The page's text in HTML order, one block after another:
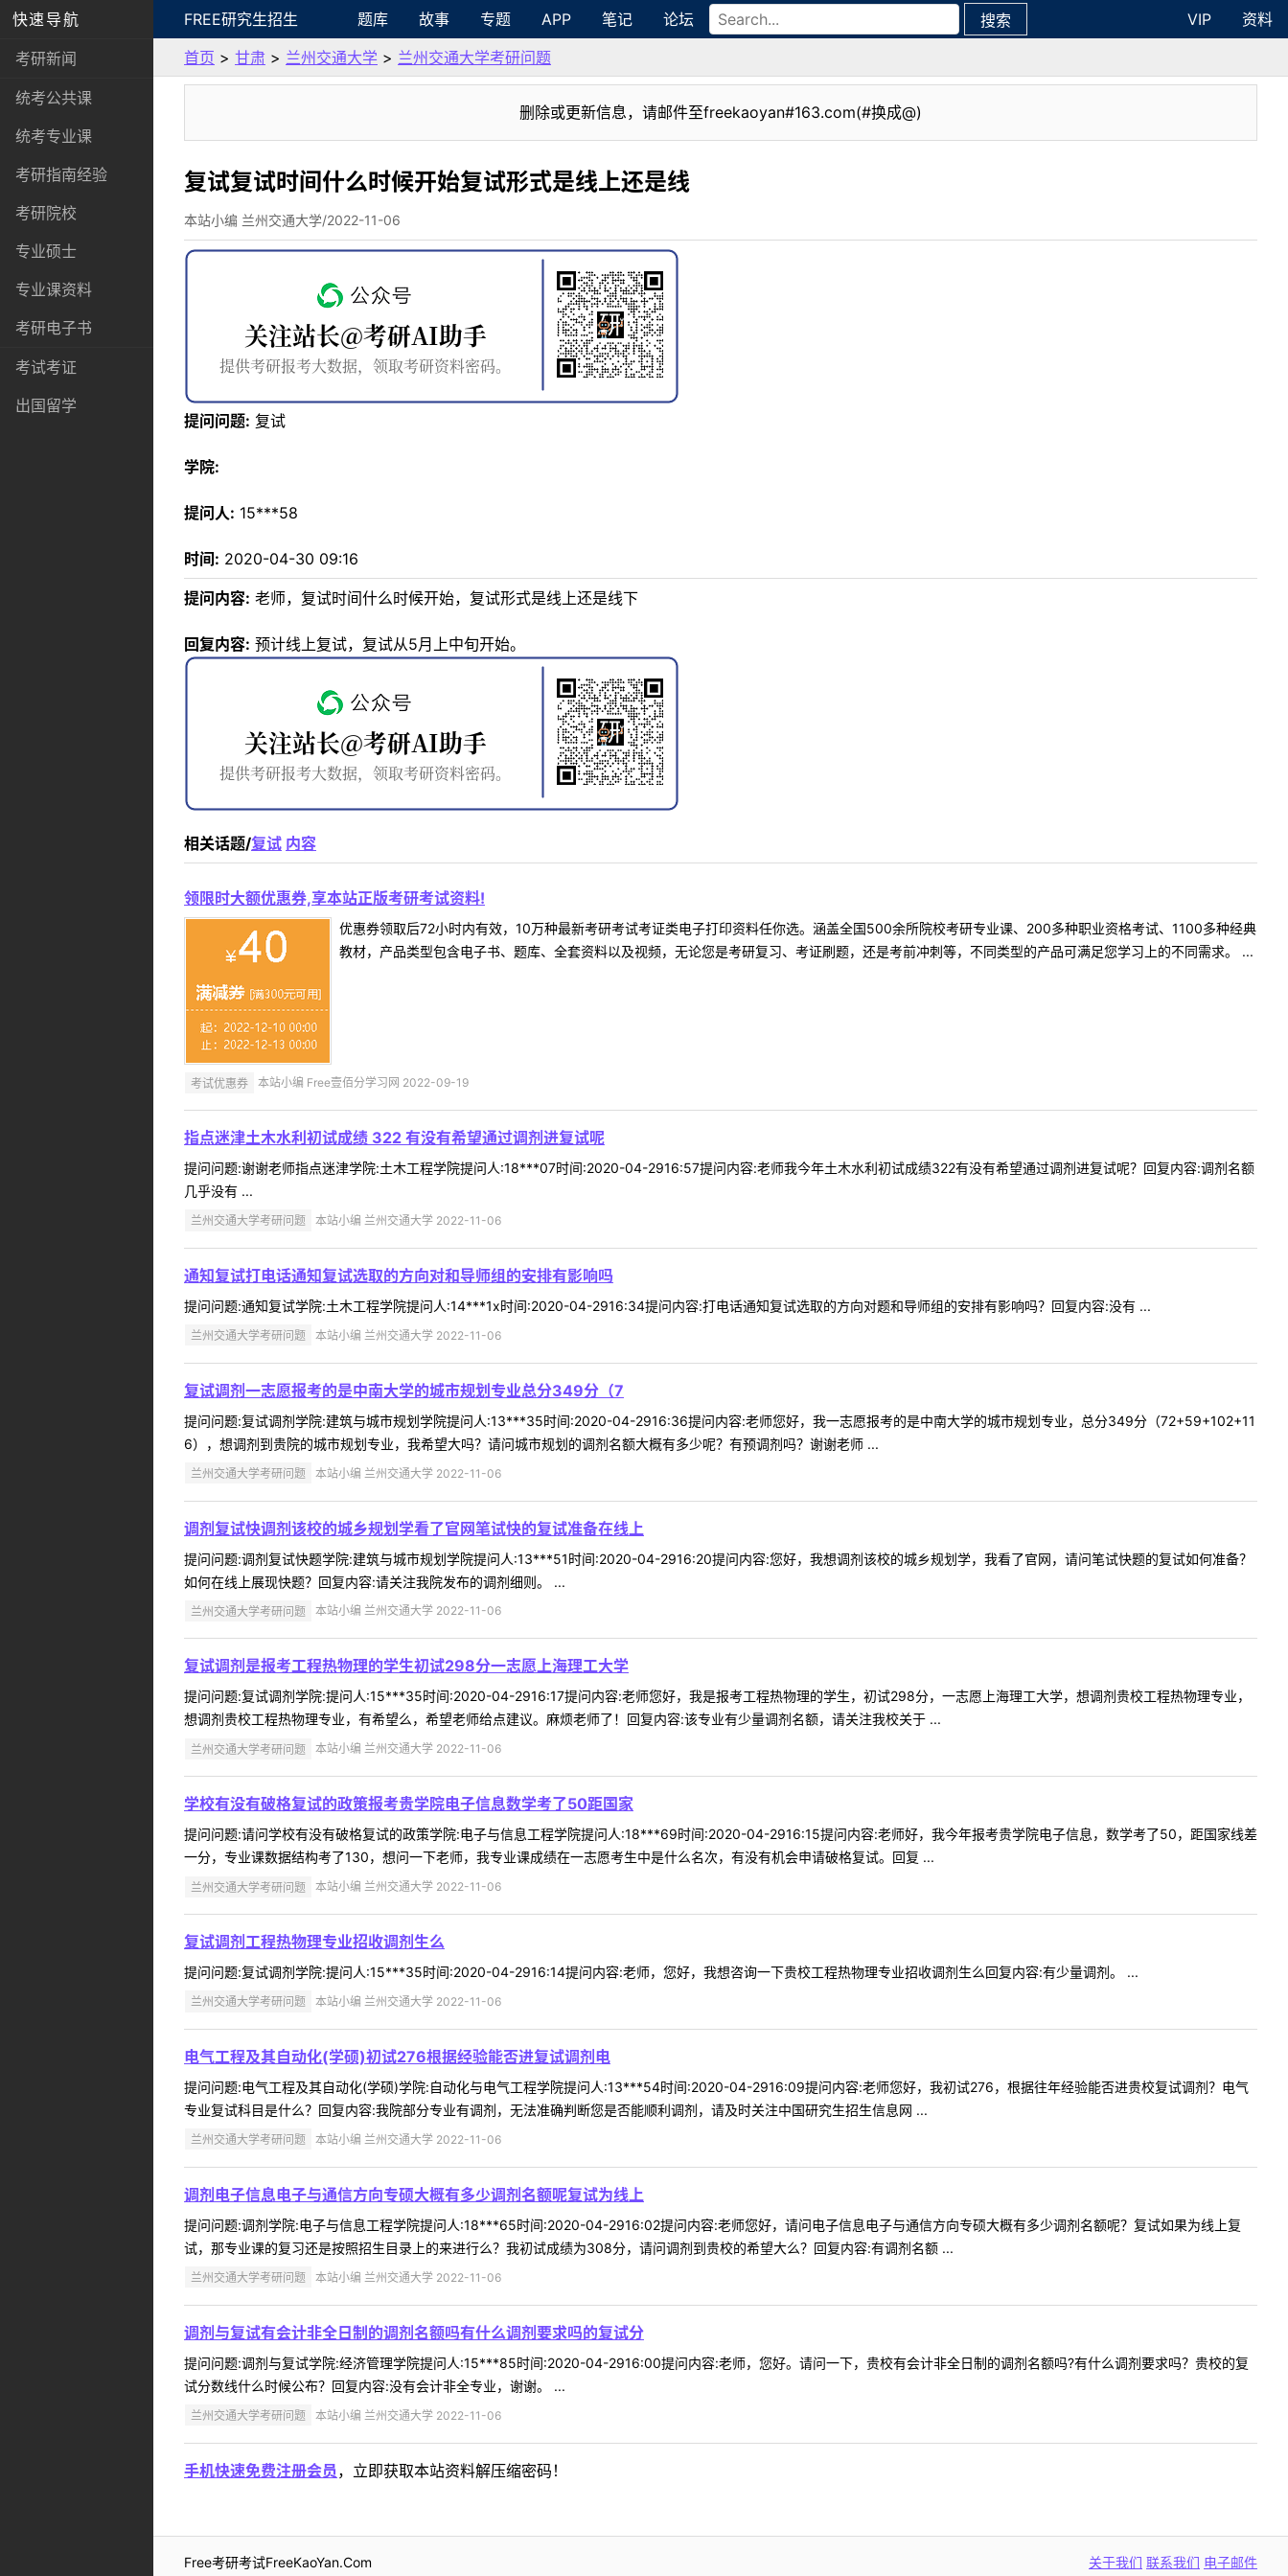
快速导航
考研新闻
统考公共课
统考专业课
考研指南经验
考研院校
专业硕士
专业课资料
考研电子书
考试考证
出国留学
FREE研究生招生 题库 故事 专题 APP 笔记 论坛 搜索 VIP
资料
首页 > 甘肃 > 兰州交通大学 > 兰州交通大学考研问题
删除或更新信息，请邮件至freekaoyan#163.com(#换成@)
复试复试时间什么时候开始复试形式是线上还是线
本站小编 兰州交通大学/2022-11-06
提问问题: 复试
学院:
提问人: 15***58
时间: 2020-04-30 09:16
提问内容: 老师，复试时间什么时候开始，复试形式是线上还是线下
回复内容: 预计线上复试，复试从5月上中旬开始。
相关话题/复试 内容
领限时大额优惠券,享本站正版考研考试资料!
优惠券领取后72小时内有效，10万种最新考研考试考证类电子打印资料任你选。涵盖全国500余所院校考研专业课、200多种职业资格考试、1100多种经典
教材，产品类型包含电子书、题库、全套资料以及视频，无论您是考研复习、考证刷题，还是考前冲刺等，不同类型的产品可满足您学习上的不同需求。 ...
考试优惠券 本站小编 Free壹佰分学习网 2022-09-19
指点迷津土木水利初试成绩 322 有没有希望通过调剂进复试呢
提问问题:谢谢老师指点迷津学院:土木工程学院提问人:18***07时间:2020-04-2916:57提问内容:老师我今年土木水利初试成绩322有没有希望通过调剂进复试呢？回复内容:调剂名额
几乎没有 ...
兰州交通大学考研问题 本站小编 兰州交通大学 2022-11-06
通知复试打电话通知复试选取的方向对和导师组的安排有影响吗
提问问题:通知复试学院:土木工程学院提问人:14***1x时间:2020-04-2916:34提问内容:打电话通知复试选取的方向对题和导师组的安排有影响吗？回复内容:没有 ...
兰州交通大学考研问题 本站小编 兰州交通大学 2022-11-06
复试调剂一志愿报考的是中南大学的城市规划专业总分349分（7
提问问题:复试调剂学院:建筑与城市规划学院提问人:13***35时间:2020-04-2916:36提问内容:老师您好，我一志愿报考的是中南大学的城市规划专业，总分349分（72+59+102+11
6），想调剂到贵院的城市规划专业，我希望大吗？请问城市规划的调剂名额大概有多少呢？有预调剂吗？谢谢老师 ...
兰州交通大学考研问题 本站小编 兰州交通大学 2022-11-06
调剂复试快调剂该校的城乡规划学看了官网笔试快的复试准备在线上
提问问题:调剂复试快题学院:建筑与城市规划学院提问人:13***51时间:2020-04-2916:20提问内容:您好，我想调剂该校的城乡规划学，我看了官网，请问笔试快题的复试如何准备？
如何在线上展现快题？回复内容:请关注我院发布的调剂细则。 ...
兰州交通大学考研问题 本站小编 兰州交通大学 2022-11-06
复试调剂是报考工程热物理的学生初试298分一志愿上海理工大学
提问问题:复试调剂学院:提问人:15***35时间:2020-04-2916:17提问内容:老师您好，我是报考工程热物理的学生，初试298分，一志愿上海理工大学，想调剂贵校工程热物理专业，
想调剂贵校工程热物理专业，有希望么，希望老师给点建议。麻烦老师了！回复内容:该专业有少量调剂名额，请关注我校关于 ...
兰州交通大学考研问题 本站小编 兰州交通大学 2022-11-06
学校有没有破格复试的政策报考贵学院电子信息数学考了50距国家
提问问题:请问学校有没有破格复试的政策学院:电子与信息工程学院提问人:18***69时间:2020-04-2916:15提问内容:老师好，我今年报考贵学院电子信息，数学考了50，距国家线差
一分，专业课数据结构考了130，想问一下老师，我专业课成绩在一志愿考生中是什么名次，有没有机会申请破格复试。回复 ...
兰州交通大学考研问题 本站小编 兰州交通大学 2022-11-06
复试调剂工程热物理专业招收调剂生么
提问问题:复试调剂学院:提问人:15***35时间:2020-04-2916:14提问内容:老师，您好，我想咨询一下贵校工程热物理专业招收调剂生么回复内容:有少量调剂。 ...
兰州交通大学考研问题 本站小编 兰州交通大学 2022-11-06
电气工程及其自动化(学硕)初试276根据经验能否进复试调剂电
提问问题:电气工程及其自动化(学硕)学院:自动化与电气工程学院提问人:13***54时间:2020-04-2916:09提问内容:老师您好，我初试276，根据往年经验能否进贵校复试调剂？电气
专业复试科目是什么？回复内容:我院部分专业有调剂，无法准确判断您是否能顺利调剂，请及时关注中国研究生招生信息网 ...
兰州交通大学考研问题 本站小编 兰州交通大学 2022-11-06
调剂电子信息电子与通信方向专硕大概有多少调剂名额呢复试为线上
提问问题:调剂学院:电子与信息工程学院提问人:18***65时间:2020-04-2916:02提问内容:老师您好，请问电子信息电子与通信方向专硕大概有多少调剂名额呢？复试如果为线上复
试，那专业课的复习还是按照招生目录上的来进行么？我初试成绩为308分，请问调剂到贵校的希望大么？回复内容:有调剂名额 ...
兰州交通大学考研问题 本站小编 兰州交通大学 2022-11-06
调剂与复试有会计非全日制的调剂名额吗有什么调剂要求吗的复试分
提问问题:调剂与复试学院:经济管理学院提问人:15***85时间:2020-04-2916:00提问内容:老师，您好。请问一下，贵校有会计非全日制的调剂名额吗?有什么调剂要求吗？贵校的复
试分数线什么时候公布？回复内容:没有会计非全专业，谢谢。 ...
兰州交通大学考研问题 本站小编 兰州交通大学 2022-11-06
手机快速免费注册会员 ，立即获取本站资料解压缩密码！
Free考研考试FreeKaoYan.Com
关于我们 联系我们 电子邮件